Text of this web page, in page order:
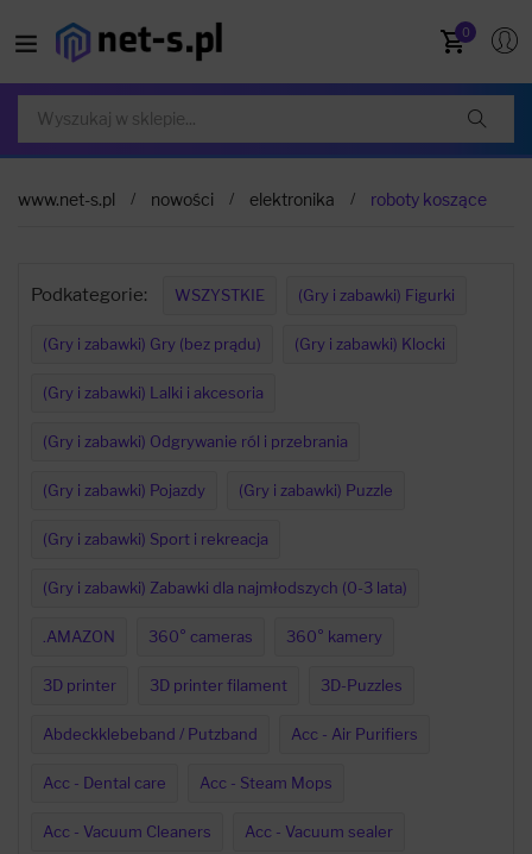
0
www.net-s.pl nowości elektronika roboty koszące
Podkategorie: WSZYSTKIE (Gry i zabawki) Figurki
(Gry i zabawki) Gry (bez prądu) (Gry i zabawki) Klocki
(Gry i zabawki) Lalki i akcesoria
(Gry i zabawki) Odgrywanie ról i przebrania
(Gry i zabawki) Pojazdy (Gry i zabawki) Puzzle
(Gry i zabawki) Sport i rekreacja
(Gry i zabawki) Zabawki dla najmłodszych (0-3 lata)
.AMAZON 360° cameras 360° kamery
3D printer 3D printer filament 3D-Puzzles
Abdeckklebeband / Putzband Acc - Air Purifiers
Acc - Dental care Acc - Steam Mops
Acc - Vacuum Cleaners Acc - Vacuum sealer